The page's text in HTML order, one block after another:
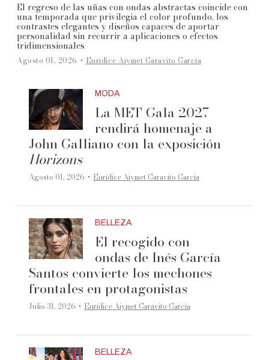
El regreso de las uñas con ondas abstractas coincide con
una temporada que privilegia el color profundo, los
contrastes elegantes y diseños capaces de aportar
personalidad sin recurrir a aplicaciones o efectos
tridimensionales
Agosto 01, 2026 ·Eurídice Aiymet Garavito García
MODA
La MET Gala 2027
rendirá homenaje a
John Galliano con la exposición
Horizons
Agosto 01, 2026 · Eurídice Aiymet Garavito García
BELLEZA
El recogido con
ondas de Inés García
Santos convierte los mechones
frontales en protagonistas
Julio 31, 2026 · Eurídice Aiymet Garavito García
BELLEZA